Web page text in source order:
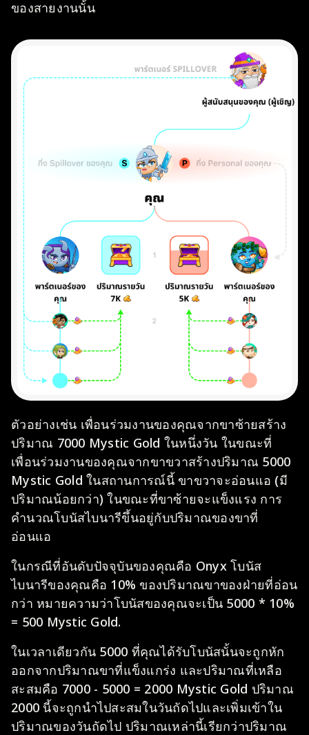
ของสายงานนั้น
ตัวอย่างเช่น เพื่อนร่วมงานของคุณจากขาซ้ายสร้าง
ปริมาณ 7000 Mystic Gold ในหนึ่งวัน ในขณะที่
เพื่อนร่วมงานของคุณจากขาขวาสร้างปริมาณ 5000
Mystic Gold ในสถานการณ์นี้ ขาขวาจะอ่อนแอ (มี
ปริมาณน้อยกว่า) ในขณะที่ขาซ้ายจะแข็งแรง การ
คำนวณโบนัสไบนารีขึ้นอยู่กับปริมาณของขาที่
อ่อนแอ
ในกรณีที่อันดับปัจจุบันของคุณคือ Onyx โบนัส
ไบนารีของคุณคือ 10% ของปริมาณขาของฝ่ายที่อ่อน
กว่า หมายความว่าโบนัสของคุณจะเป็น 5000 * 10%
= 500 Mystic Gold.
ในเวลาเดียวกัน 5000 ที่คุณได้รับโบนัสนั้นจะถูกหัก
ออกจากปริมาณขาที่แข็งแกร่ง และปริมาณที่เหลือ
สะสมคือ 7000 - 5000 = 2000 Mystic Gold ปริมาณ
2000 นี้จะถูกนำไปสะสมในวันถัดไปและเพิ่มเข้าใน
ปริมาณของวันถัดไป ปริมาณเหล่านี้เรียกว่าปริมาณ